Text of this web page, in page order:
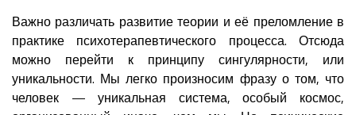
Важно различать развитие теории и её преломление в
практике психотерапевтического процесса. Отсюда
можно перейти к принципу сингулярности, или
уникальности. Мы легко произносим фразу о том, что
человек — уникальная система, особый космос,